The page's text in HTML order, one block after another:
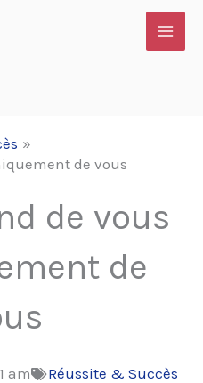
de vous
de vous
de
am Réussite & Succès